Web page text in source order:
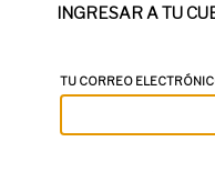
INGRESAR A TU
TU CORREO